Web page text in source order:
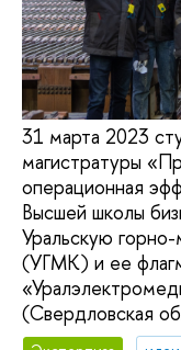
31 марта 2023
магистратуры
операционная
Высшей школы
Уральскую
(УГМК) и ее
(Свердловская